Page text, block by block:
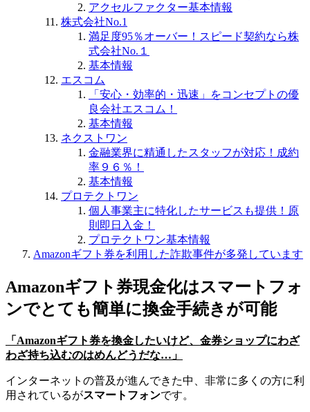
アクセルファクター基本情報
株式会社No.1
満足度95％オーバー！スピード契約なら株
式会社No.１
基本情報
エスコム
「安心・効率的・迅速」をコンセプトの優
良会社エスコム！
基本情報
ネクストワン
金融業界に精通したスタッフが対応！成約
率９６％！
基本情報
プロテクトワン
個人事業主に特化したサービスも提供！原
則即日入金！
プロテクトワン基本情報
Amazonギフト券を利用した詐欺事件が多発しています
Amazonギフト券現金化はスマートフォ
ンでとても簡単に換金手続きが可能
「Amazonギフト券を換金したいけど、金券ショップにわざ
わざ持ち込むのはめんどうだな…」
インターネットの普及が進んできた中、非常に多くの方に利
用されているがスマートフォンです。